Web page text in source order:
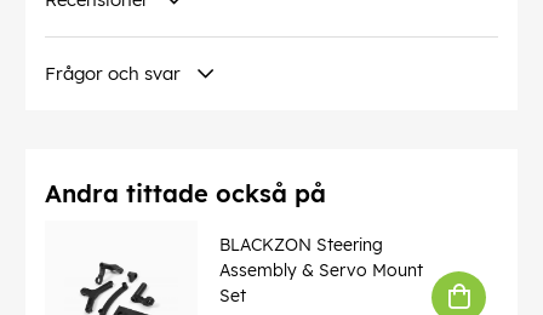
Frågor och svar
Andra tittade också på
BLACKZON Steering
Assembly & Servo Mount
Set